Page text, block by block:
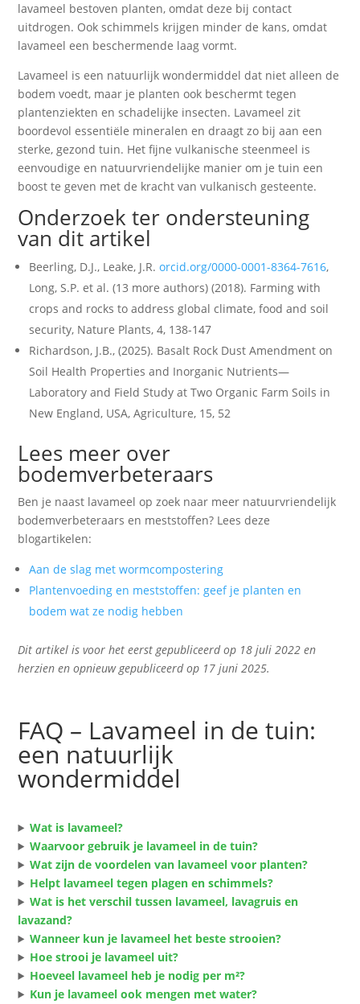
lavameel bestoven planten, omdat deze bij contact
uitdrogen. Ook schimmels krijgen minder de kans, omdat
lavameel een beschermende laag vormt.
Lavameel is een natuurlijk wondermiddel dat niet alleen de
bodem voedt, maar je planten ook beschermt tegen
plantenziekten en schadelijke insecten. Lavameel zit
boordevol essentiële mineralen en draagt zo bij aan een
sterke, gezond tuin. Het fijne vulkanische steenmeel is
eenvoudige en natuurvriendelijke manier om je tuin een
boost te geven met de kracht van vulkanisch gesteente.
Onderzoek ter ondersteuning
van dit artikel
Beerling, D.J., Leake, J.R.orcid.org/0000-0001-8364-7616,
Long, S.P. et al. (13 more authors) (2018). Farming with
crops and rocks to address global climate, food and soil
security, Nature Plants, 4, 138-147
Richardson, J.B., (2025). Basalt Rock Dust Amendment on
Soil Health Properties and Inorganic Nutrients—
Laboratory and Field Study at Two Organic Farm Soils in
New England, USA, Agriculture, 15, 52
Lees meer over
bodemverbeteraars
Ben je naast lavameel op zoek naar meer natuurvriendelijk
bodemverbeteraars en meststoffen? Lees deze
blogartikelen:
Aan de slag met wormcompostering
Plantenvoeding en meststoffen: geef je planten en
bodem wat ze nodig hebben
Dit artikel is voor het eerst gepubliceerd op 18 juli 2022 en
herzien en opnieuw gepubliceerd op 17 juni 2025.
FAQ – Lavameel in de tuin:
een natuurlijk
wondermiddel
Wat is lavameel?
Waarvoor gebruik je lavameel in de tuin?
Wat zijn de voordelen van lavameel voor planten?
Helpt lavameel tegen plagen en schimmels?
Wat is het verschil tussen lavameel, lavagruis en
lavazand?
Wanneer kun je lavameel het beste strooien?
Hoe strooi je lavameel uit?
Hoeveel lavameel heb je nodig per m²?
Kun je lavameel ook mengen met water?